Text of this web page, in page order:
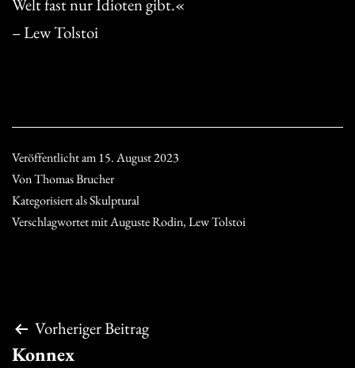
Welt fast nur Idioten gibt.«
– Lew Tolstoi
Veröffentlicht am15. August 2023
VonThomas Brucher
Kategorisiert alsSkulptural
Verschlagwortet mitAuguste Rodin,Lew Tolstoi
Beitragsnavigation
Vorheriger Beitrag
Konnex